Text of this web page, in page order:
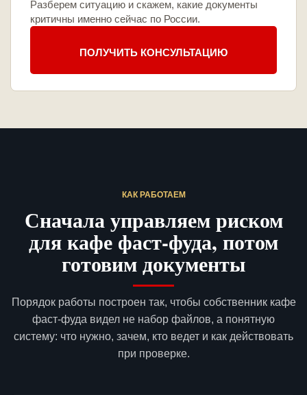
Разберем ситуацию и скажем, какие документы
критичны именно сейчас по России.
ПОЛУЧИТЬ КОНСУЛЬТАЦИЮ
КАК РАБОТАЕМ
Сначала управляем риском
для кафе фаст-фуда, потом
готовим документы
Порядок работы построен так, чтобы собственник кафе
фаст-фуда видел не набор файлов, а понятную
систему: что нужно, зачем, кто ведет и как действовать
при проверке.